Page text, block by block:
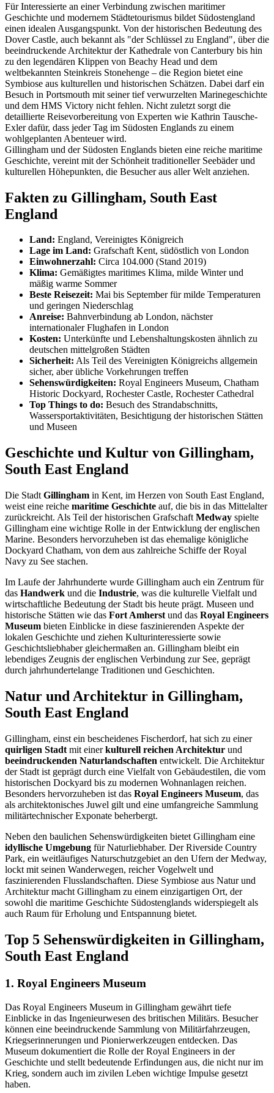
Für Interessierte an einer Verbindung zwischen maritimer
Geschichte und modernem Städtetourismus bildet Südostengland
einen idealen Ausgangspunkt. Von der historischen Bedeutung des
Dover Castle, auch bekannt als "der Schlüssel zu England", über die
beeindruckende Architektur der Kathedrale von Canterbury bis hin
zu den legendären Klippen von Beachy Head und dem
weltbekannten Steinkreis Stonehenge – die Region bietet eine
Symbiose aus kulturellen und historischen Schätzen. Dabei darf ein
Besuch in Portsmouth mit seiner tief verwurzelten Marinegeschichte
und dem HMS Victory nicht fehlen. Nicht zuletzt sorgt die
detaillierte Reisevorbereitung von Experten wie Kathrin Tausche-
Exler dafür, dass jeder Tag im Südosten Englands zu einem
wohlgeplanten Abenteuer wird.
Gillingham und der Südosten Englands bieten eine reiche maritime
Geschichte, vereint mit der Schönheit traditioneller Seebäder und
kulturellen Höhepunkten, die Besucher aus aller Welt anziehen.
Fakten zu Gillingham, South East
England
Land: England, Vereinigtes Königreich
Lage im Land: Grafschaft Kent, südöstlich von London
Einwohnerzahl: Circa 104.000 (Stand 2019)
Klima: Gemäßigtes maritimes Klima, milde Winter und
mäßig warme Sommer
Beste Reisezeit: Mai bis September für milde Temperaturen
und geringen Niederschlag
Anreise: Bahnverbindung ab London, nächster
internationaler Flughafen in London
Kosten: Unterkünfte und Lebenshaltungskosten ähnlich zu
deutschen mittelgroßen Städten
Sicherheit: Als Teil des Vereinigten Königreichs allgemein
sicher, aber übliche Vorkehrungen treffen
Sehenswürdigkeiten: Royal Engineers Museum, Chatham
Historic Dockyard, Rochester Castle, Rochester Cathedral
Top Things to do: Besuch des Strandabschnitts,
Wassersportaktivitäten, Besichtigung der historischen Stätten
und Museen
Geschichte und Kultur von Gillingham,
South East England
Die Stadt Gillingham in Kent, im Herzen von South East England,
weist eine reiche maritime Geschichte auf, die bis in das Mittelalter
zurückreicht. Als Teil der historischen Grafschaft Medway spielte
Gillingham eine wichtige Rolle in der Entwicklung der englischen
Marine. Besonders hervorzuheben ist das ehemalige königliche
Dockyard Chatham, von dem aus zahlreiche Schiffe der Royal
Navy zu See stachen.
Im Laufe der Jahrhunderte wurde Gillingham auch ein Zentrum für
das Handwerk und die Industrie, was die kulturelle Vielfalt und
wirtschaftliche Bedeutung der Stadt bis heute prägt. Museen und
historische Stätten wie das Fort Amherst und das Royal Engineers
Museum bieten Einblicke in diese faszinierenden Aspekte der
lokalen Geschichte und ziehen Kulturinteressierte sowie
Geschichtsliebhaber gleichermaßen an. Gillingham bleibt ein
lebendiges Zeugnis der englischen Verbindung zur See, geprägt
durch jahrhundertelange Traditionen und Geschichten.
Natur und Architektur in Gillingham,
South East England
Gillingham, einst ein bescheidenes Fischerdorf, hat sich zu einer
quirligen Stadt mit einerkulturell reichen Architektur und
beeindruckenden Naturlandschaften entwickelt. Die Architektur
der Stadt ist geprägt durch eine Vielfalt von Gebäudestilen, die vom
historischen Dockyard bis zu modernen Wohnanlagen reichen.
Besonders hervorzuheben ist das Royal Engineers Museum, das
als architektonisches Juwel gilt und eine umfangreiche Sammlung
militärtechnischer Exponate beherbergt.
Neben den baulichen Sehenswürdigkeiten bietet Gillingham eine
idyllische Umgebung für Naturliebhaber. Der Riverside Country
Park, ein weitläufiges Naturschutzgebiet an den Ufern der Medway,
lockt mit seinen Wanderwegen, reicher Vogelwelt und
faszinierenden Flusslandschaften. Diese Symbiose aus Natur und
Architektur macht Gillingham zu einem einzigartigen Ort, der
sowohl die maritime Geschichte Südostenglands widerspiegelt als
auch Raum für Erholung und Entspannung bietet.
Top 5 Sehenswürdigkeiten in Gillingham,
South East England
1. Royal Engineers Museum
Das Royal Engineers Museum in Gillingham gewährt tiefe
Einblicke in das Ingenieurwesen des britischen Militärs. Besucher
können eine beeindruckende Sammlung von Militärfahrzeugen,
Kriegserinnerungen und Pionierwerkzeugen entdecken. Das
Museum dokumentiert die Rolle der Royal Engineers in der
Geschichte und stellt bedeutende Erfindungen aus, die nicht nur im
Krieg, sondern auch im zivilen Leben wichtige Impulse gesetzt
haben.